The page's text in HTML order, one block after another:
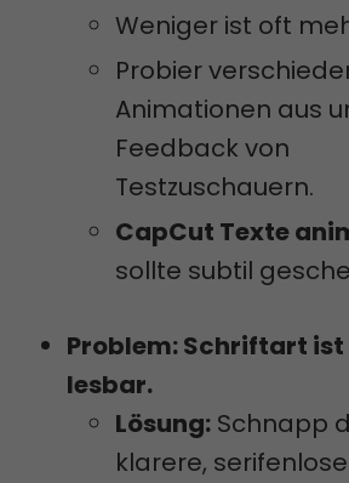
Weniger ist oft
Probier
Animationen aus
Feedback von
Testzuschauern.
CapCut Texte
sollte subtil
Problem: Schriftart
lesbar.
Lösung: Schnapp
klarere, serifenlose